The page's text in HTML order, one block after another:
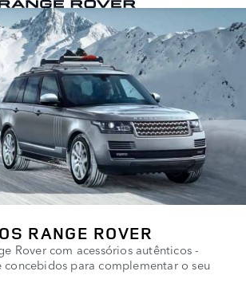
RANGE ROVER
Rover com acessórios autênticos -
concebidos para complementar o seu